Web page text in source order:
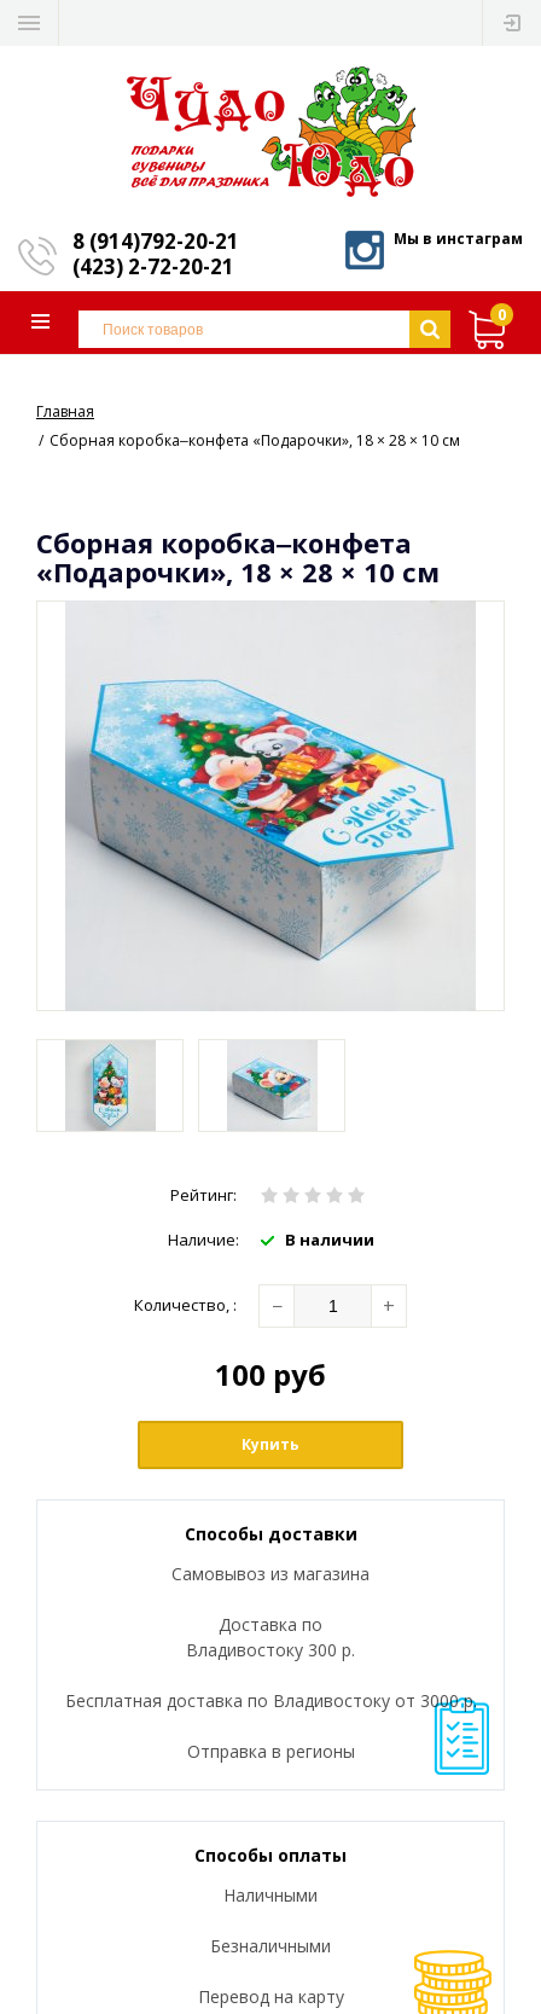
8 (914)792-20-21
(423) 2-72-20-21
Мы в инстаграм
0
Главная
Сборная коробка‒конфета «Подарочки», 18 × 28 × 10 см
Сборная коробка‒конфета
«Подарочки», 18 × 28 × 10 см
Рейтинг:
Наличие: В наличии
Количество, : − +
100 руб
Купить
Способы доставки
Самовывоз из магазина
Доставка по
Владивостоку 300 р.
Бесплатная доставка по Владивостоку от 3000 р.
Отправка в регионы
Способы оплаты
Наличными
Безналичными
Перевод на карту